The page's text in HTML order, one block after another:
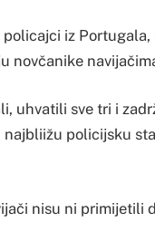
iz
novčanike
uhvatili sve tri i
najbliižu policijsku
nisu ni primijetili